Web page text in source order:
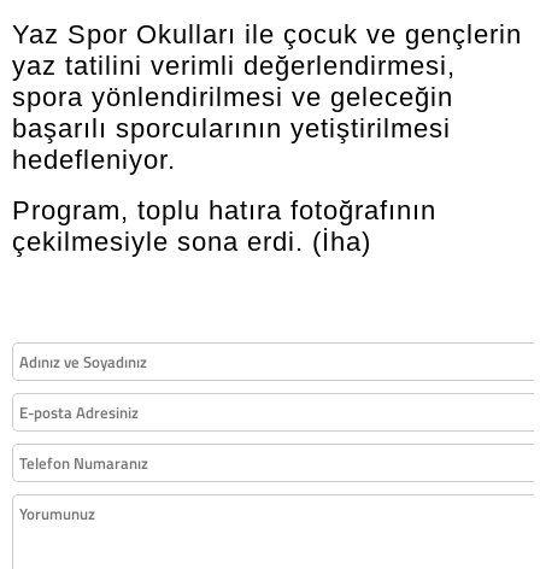
Yaz Spor Okulları ile çocuk ve gençlerin
yaz tatilini verimli değerlendirmesi,
spora yönlendirilmesi ve geleceğin
başarılı sporcularının yetiştirilmesi
hedefleniyor.
Program, toplu hatıra fotoğrafının
çekilmesiyle sona erdi. (İha)